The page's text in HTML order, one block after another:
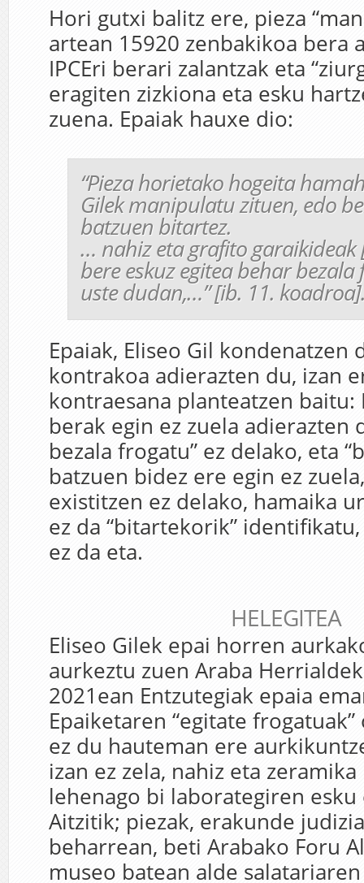
Hori gutxi balitz ere, pieza
artean 15920 zenbakikoa bera
IPCEri berari zalantzak eta
eragiten zizkiona eta esku
zuena. Epaiak hauxe dio:
“Pieza horietako hogeita
Gilek manipulatu zituen, edo
batzuen bitartez.
… nahiz eta grafito garaikideak
bere eskuz egitea behar
uste dudan,…” [ib. 11.
Epaiak, Eliseo Gil kondenatzen
kontrakoa adierazten du, izan
kontraesana planteatzen baitu:
berak egin ez zuela adierazten
bezala frogatu” ez delako, eta
batzuen bidez ere egin ez
existitzen ez delako, hamaika
ez da “bitartekorik”
ez da eta.
HELEGITEA
Eliseo Gilek epai horren
aurkeztu zuen Araba
2021ean Entzutegiak epaia
Epaiketaren “egitate
ez du hauteman ere
izan ez zela, nahiz eta
lehenago bi laborategiren esku
Aitzitik; piezak, erakunde
beharrean, beti Arabako Foru
museo batean alde